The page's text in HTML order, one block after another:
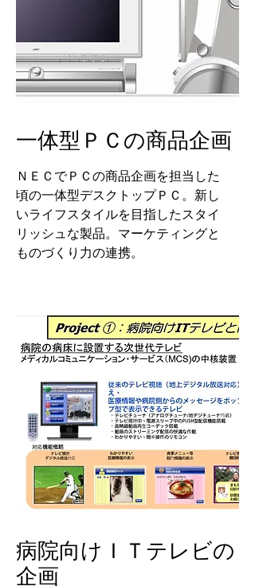
一体型ＰＣの商品企画
ＮＥＣでＰＣの商品企画を担当した
頃の一体型デスクトップＰＣ。新し
いライフスタイルを目指したスタイ
リッシュな製品。マーケティングと
ものづくり力の連携。
病院向けＩＴテレビの
企画